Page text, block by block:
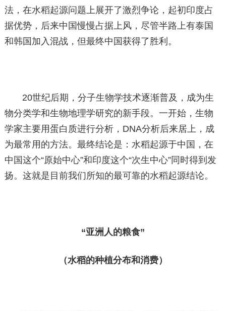
法，在水稻起源问题上展开了激烈争论，起初印度占
据优势，后来中国慢慢占据上风，尽管半路上有泰国
和韩国加入混战，但最终中国获得了胜利。
20世纪后期，分子生物学技术逐渐普及，成为生
物分类学和生物地理学研究的新手段。一开始，生物
学家主要用蛋白质进行分析，DNA分析后来居上，成
为最常用的方法。最终结论是：水稻起源于中国，在
中国这个“原始中心”和印度这个“次生中心”同时得到发
扬。这就是目前我们所知的最可靠的水稻起源结论。
“亚洲人的粮食”
（水稻的种植分布和消费）